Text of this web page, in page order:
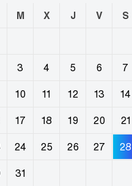
M X J V S
3 4 5 6 7
10 11 12 13 14
17 18 19 20 21
24 25 26 27 28
31